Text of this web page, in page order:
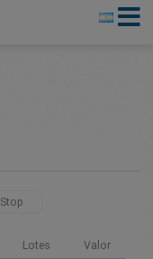
Stop
Lotes Valor